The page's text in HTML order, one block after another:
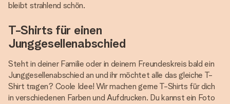
bleibt strahlend schön.
T-Shirts für einen
Junggesellenabschied
Steht in deiner Familie oder in deinem Freundeskreis bald ein
Junggesellenabschied an und ihr möchtet alle das gleiche T-
Shirt tragen? Coole Idee! Wir machen gerne T-Shirts für dich
in verschiedenen Farben und Aufdrucken. Du kannst ein Foto